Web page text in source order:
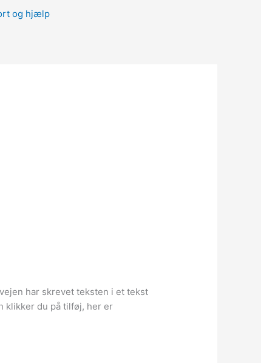
og hjælp
har skrevet teksten i et tekst
klikker du på tilføj, her er